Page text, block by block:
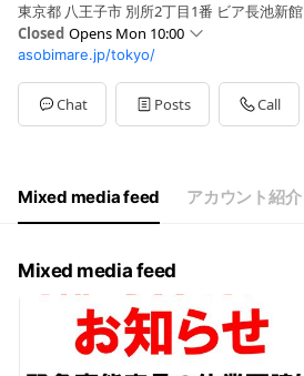
東京都 八王子市 別所2丁目1番 ビア長池新館
Closed Opens Mon 10:00
Sun10:00 - 18:00
Mon10:00 - 18:00
Tue10:00 - 18:00
Wed10:00 - 18:00
Sat
10:00 - 18:00
10時00分 ～ 18時00分
asobimare.jp/tokyo/
Chat Posts Call
Mixed media feed アカウント紹介
Mixed media feed